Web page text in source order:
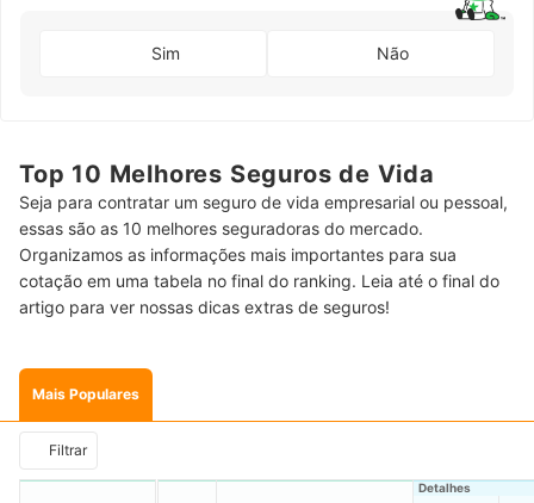
Sim Não
Top 10 Melhores Seguros de Vida
Seja para contratar um seguro de vida empresarial ou pessoal,
essas são as 10 melhores seguradoras do mercado.
Organizamos as informações mais importantes para sua
cotação em uma tabela no final do ranking. Leia até o final do
artigo para ver nossas dicas extras de seguros!
Mais Populares
Filtrar
Detalhes